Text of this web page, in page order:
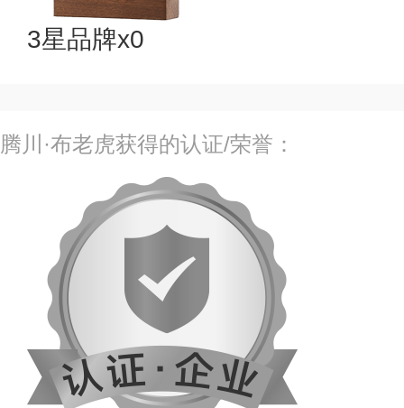
3星品牌x0
腾川·布老虎获得的认证/荣誉：